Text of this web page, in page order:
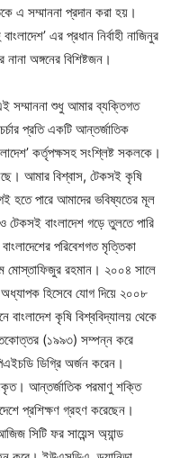
এ সম্মাননা প্রদান করা হয়।
এর প্রধান নির্বাহী নাজিনুর
অঙ্গনের বিশিষ্টজন।
সম্মাননা শুধু আমার ব্যক্তিগত
প্রতি একটি আন্তর্জাতিক
কর্তৃপক্ষসহ সংশ্লিষ্ট সকলকে।
আমার বিশ্বাস, টেকসই কৃষি
হতে পারে আমাদের ভবিষ্যতের মূল
বাংলাদেশ গড়ে তুলতে পারি
পরিবেশগত মৃত্তিকা
মোস্তাফিজুর রহমান। ২০০৪ সালে
অধ্যাপক হিসেবে যোগ দিয়ে ২০০৮
কৃষি বিশ্ববিদ্যালয় থেকে
(১৯৯৩) সম্পন্ন করে
ডিগ্রি অর্জন করেন।
আন্তর্জাতিক পরমাণু শক্তি
প্রশিক্ষণ গ্রহণ করেছেন।
সিটি ফর সায়েন্স অ্যান্ড